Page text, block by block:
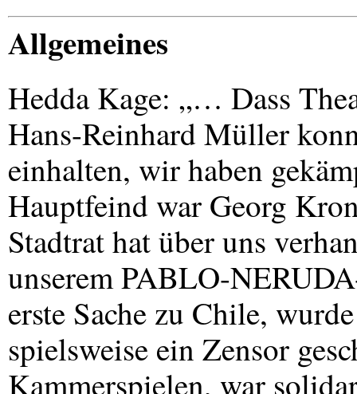
Allgemeines
Hedda Kage: „… Dass
Hans-Reinhard Müller
einhalten, wir haben
Hauptfeind war Georg
Stadtrat hat über uns
unseremPABLO-NERUDA
erste Sache zu Chile,
spielsweise ein Zensor
Kammerspielen, war